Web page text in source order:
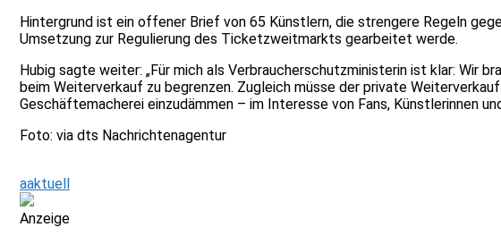
Hintergrund ist ein offener Brief von 65 Künstlern, die strengere Regeln
Umsetzung zur Regulierung des Ticketzweitmarkts gearbeitet werde.
Hubig sagte weiter: „Für mich als Verbraucherschutzministerin ist klar: Wir
beim Weiterverkauf zu begrenzen. Zugleich müsse der private
Geschäftemacherei einzudämmen – im Interesse von Fans, Künstlerinnen
Foto: via dts Nachrichtenagentur
aaktuell
Anzeige